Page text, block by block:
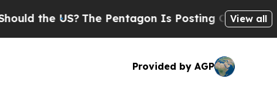
The Pentagon Is Posting Cryptic BiblicalView all
Provided by AGP